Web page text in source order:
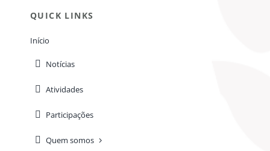
QUICK LINKS
Início
Notícias
Atividades
Participações
Quem somos